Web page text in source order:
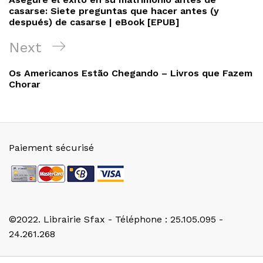
l’article
casarse: Siete preguntas que hacer antes (y
después) de casarse | eBook [EPUB]
Next
Post
Next
Os Americanos Estão Chegando – Livros que Fazem
Chorar
©2022. Librairie Sfax - Téléphone : 25.105.095 -
24.261.268
Paiement sécurisé